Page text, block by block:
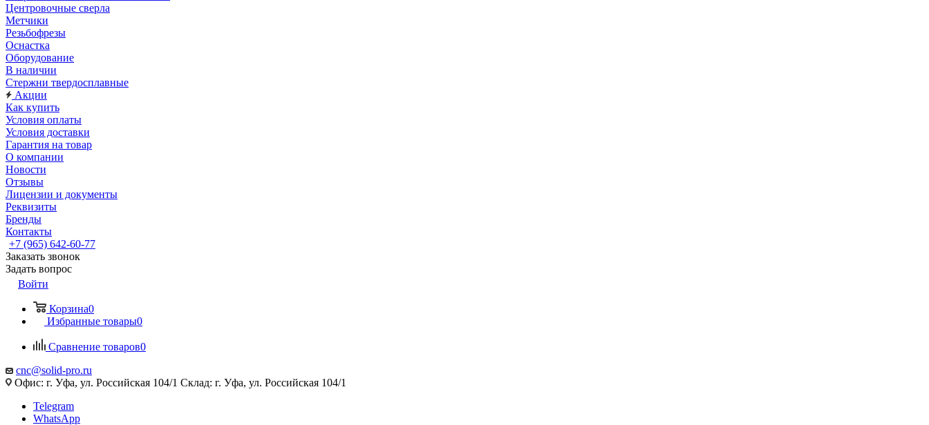
Центровочные сверла
Метчики
Резьбофрезы
Оснастка
Оборудование
В наличии
Стержни твердосплавные
Акции
Как купить
Условия оплаты
Условия доставки
Гарантия на товар
О компании
Новости
Отзывы
Лицензии и документы
Реквизиты
Бренды
Контакты
+7 (965) 642-60-77
Заказать звонок
Задать вопрос
Войти
Корзина0
Избранные товары0
Сравнение товаров0
cnc@solid-pro.ru
Офис: г. Уфа, ул. Российская 104/1 Склад: г. Уфа, ул. Российская 104/1
Telegram
WhatsApp